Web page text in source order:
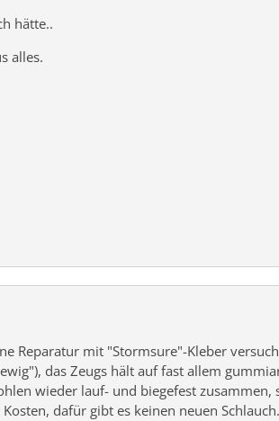
hätte..
alles.
Reparatur mit "Stormsure"-Kleber
das Zeugs hält auf fast allem
wieder lauf- und biegefest
dafür gibt es keinen neuen Schlauch.